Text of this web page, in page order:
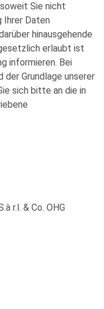
Sie nicht
Ihrer Daten
hinausgehende
erlaubt ist
informieren. Bei
der Grundlage unserer
sich bitte an die in
r.l. & Co. OHG